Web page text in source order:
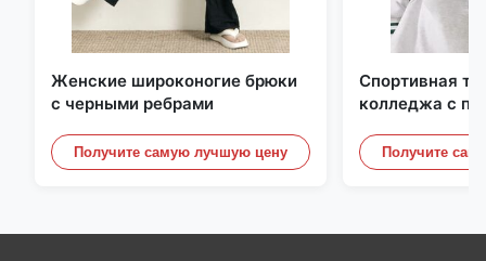
Женские широконогие брюки
с черными ребрами
Получите самую лучшую цену
Спортивная
колледжа с
отделкой
Получите